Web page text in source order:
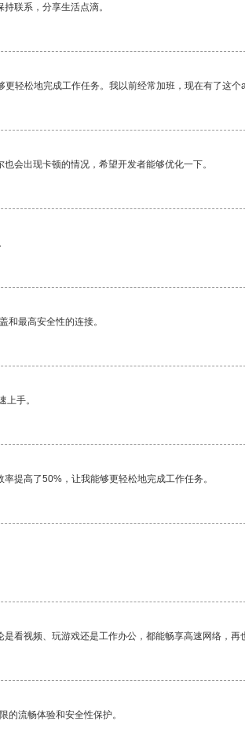
联系，分享生活点滴。
轻松地完成工作任务。我以前经常加班，现在有了这个
会出现卡顿的情况，希望开发者能够优化一下。
和最高安全性的连接。
上手。
提高了50%，让我能够更轻松地完成工作任务。
看视频、玩游戏还是工作办公，都能畅享高速网络，再
的流畅体验和安全性保护。